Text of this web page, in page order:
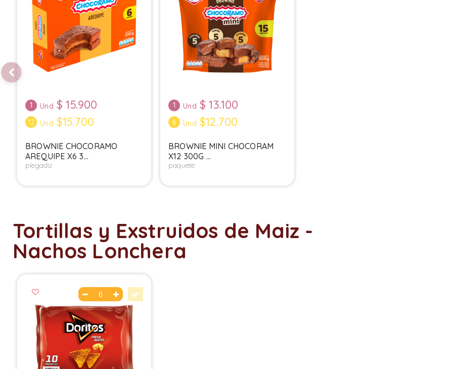
1 Und $ 15.900
12 Und $15.700
BROWNIE CHOCORAMO
AREQUIPE X6 3...
plegadiz
1 Und $ 13.100
6 Und $12.700
BROWNIE MINI CHOCORAM
X12 300G ...
paquete
Tortillas y Exstruidos de Maiz -
Nachos Lonchera